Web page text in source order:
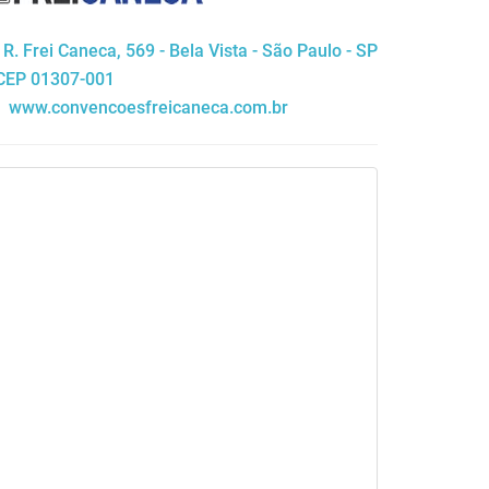
R. Frei Caneca, 569 - Bela Vista - São Paulo - SP
01307-001
www.convencoesfreicaneca.com.br